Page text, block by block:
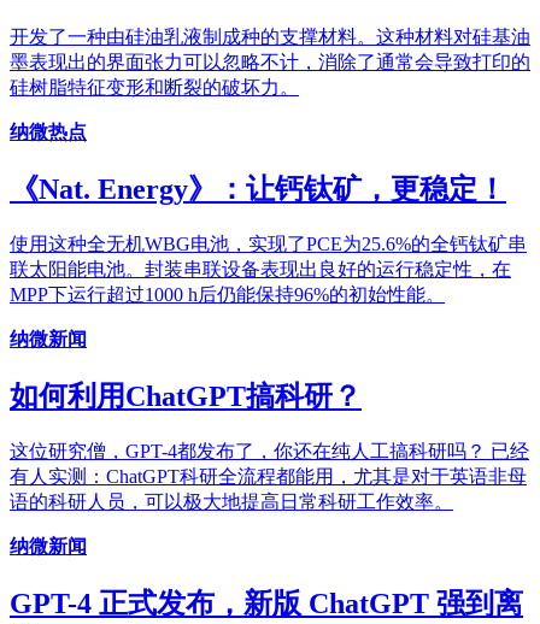
开发了一种由硅油乳液制成种的支撑材料。这种材料对硅基油
墨表现出的界面张力可以忽略不计，消除了通常会导致打印的
硅树脂特征变形和断裂的破坏力。
纳微热点
《Nat. Energy》：让钙钛矿，更稳定！
使用这种全无机WBG电池，实现了PCE为25.6%的全钙钛矿串
联太阳能电池。封装串联设备表现出良好的运行稳定性，在
MPP下运行超过1000 h后仍能保持96%的初始性能。
纳微新闻
如何利用ChatGPT搞科研？
这位研究僧，GPT-4都发布了，你还在纯人工搞科研吗？ 已经
有人实测：ChatGPT科研全流程都能用，尤其是对于英语非母
语的科研人员，可以极大地提高日常科研工作效率。
纳微新闻
GPT-4 正式发布，新版 ChatGPT 强到离